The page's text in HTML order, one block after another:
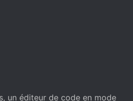
un éditeur de code en mode